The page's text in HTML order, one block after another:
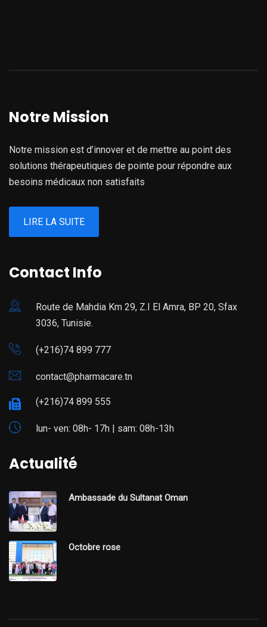
Notre Mission
Notre mission est d’innover et de mettre au point des
solutions thérapeutiques de pointe pour répondre aux
besoins médicaux non satisfaits
LIRE LA SUITE
Contact Info
Route de Mahdia Km 29, Z.I El Amra, BP 20, Sfax
3036, Tunisie.
(+216)74 899 777
contact@pharmacare.tn
(+216)74 899 555
lun- ven: 08h- 17h | sam: 08h-13h
Actualité
Ambassade du Sultanat Oman
Octobre rose